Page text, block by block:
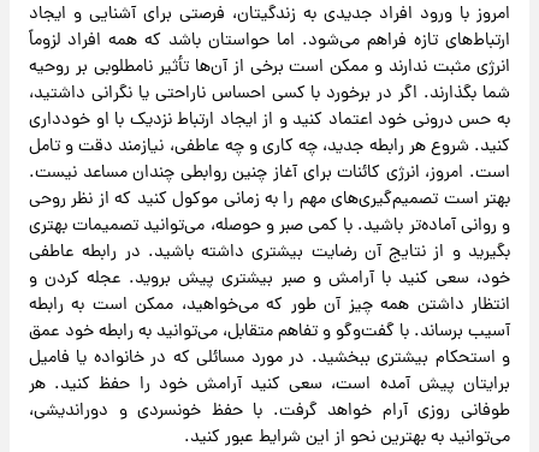
امروز با ورود افراد جدیدی به زندگیتان، فرصتی برای آشنایی و ایجاد
ارتباط‌های تازه فراهم می‌شود. اما حواستان باشد که همه افراد لزوماً
انرژی مثبت ندارند و ممکن است برخی از آن‌ها تأثیر نامطلوبی بر روحیه
شما بگذارند. اگر در برخورد با کسی احساس ناراحتی یا نگرانی داشتید،
به حس درونی خود اعتماد کنید و از ایجاد ارتباط نزدیک با او خودداری
کنید. شروع هر رابطه جدید، چه کاری و چه عاطفی، نیازمند دقت و تامل
است. امروز، انرژی کائنات برای آغاز چنین روابطی چندان مساعد نیست.
بهتر است تصمیم‌گیری‌های مهم را به زمانی موکول کنید که از نظر روحی
و روانی آماده‌تر باشید. با کمی صبر و حوصله، می‌توانید تصمیمات بهتری
بگیرید و از نتایج آن رضایت بیشتری داشته باشید. در رابطه عاطفی
خود، سعی کنید با آرامش و صبر بیشتری پیش بروید. عجله کردن و
انتظار داشتن همه چیز آن طور که می‌خواهید، ممکن است به رابطه
آسیب برساند. با گفت‌وگو و تفاهم متقابل، می‌توانید به رابطه خود عمق
و استحکام بیشتری ببخشید. در مورد مسائلی که در خانواده یا فامیل
برایتان پیش آمده است، سعی کنید آرامش خود را حفظ کنید. هر
طوفانی روزی آرام خواهد گرفت. با حفظ خونسردی و دوراندیشی،
می‌توانید به بهترین نحو از این شرایط عبور کنید.